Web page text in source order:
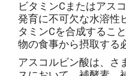
ビタミンCまたはアス
発育に不可欠な水溶性
タミンCを合成するこ
物の食事から摂取する
アスコルビン酸は、さ